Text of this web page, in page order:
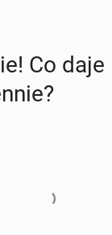
Co daje